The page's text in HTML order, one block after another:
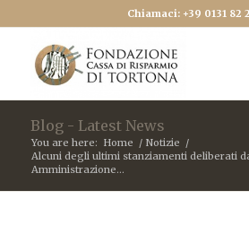
Chiamaci: +39 0131 82
Blog - Latest News
You are here: Home / Notizie /
Alcuni degli ultimi stanziamenti deliberati
Amministrazione...